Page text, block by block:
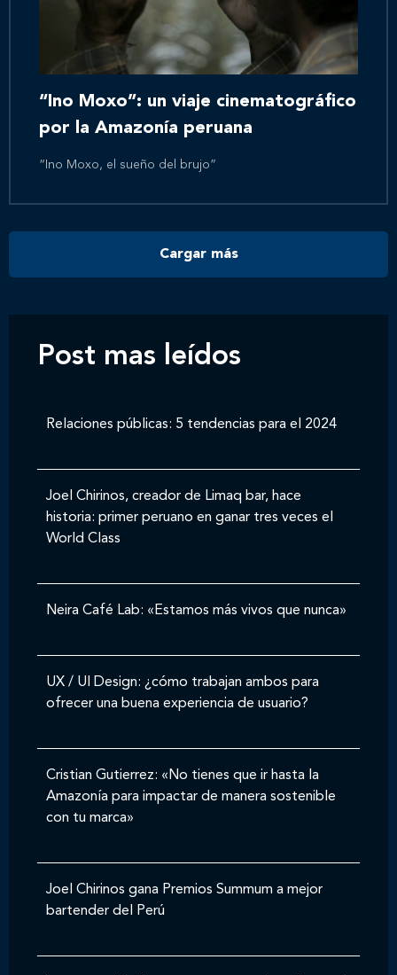
Inicio
Nosotros
Novedades
Contáctanos
“Ino Moxo”: un viaje cinematográfico
por la Amazonía peruana
“Ino Moxo, el sueño del brujo”
Cargar más
Post mas leídos
Relaciones públicas: 5 tendencias para el 2024
Joel Chirinos, creador de Limaq bar, hace
historia: primer peruano en ganar tres veces el
World Class
Neira Café Lab: «Estamos más vivos que nunca»
UX / UI Design: ¿cómo trabajan ambos para
ofrecer una buena experiencia de usuario?
Cristian Gutierrez: «No tienes que ir hasta la
Amazonía para impactar de manera sostenible
con tu marca»
Joel Chirinos gana Premios Summum a mejor
bartender del Perú